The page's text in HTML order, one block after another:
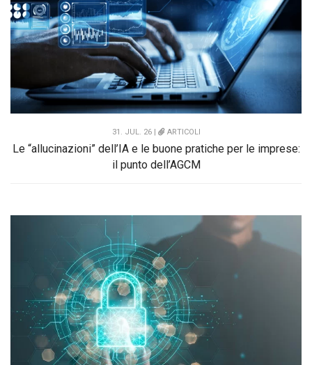
31. JUL. 26 | ARTICOLI
Le “allucinazioni” dell’IA e le buone pratiche per le imprese:
il punto dell’AGCM